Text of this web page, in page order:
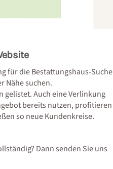
für die Bestattungshaus-Suche
Nähe suchen.
Auch eine Verlinkung
bereits nutzen, profitieren
so neue Kundenkreise.
Dann senden Sie uns